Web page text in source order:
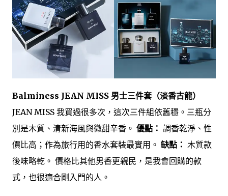
Balminess JEAN MISS 男士三件套（淡香古龍）
JEAN MISS 我買過很多次，這次三件組依舊穩。三瓶分
別是木質、清新海風與微甜辛香。 優點： 調香乾淨、性
價比高；作為旅行用的香水套裝最實用。 缺點： 木質款
後味略乾。 價格比其他男香更親民，是我會回購的款
式，也很適合剛入門的人。